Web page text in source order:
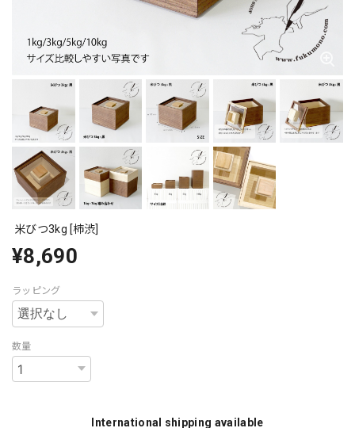
米びつ3kg [柿渋]
¥8,690
ラッピング
数量
International shipping available